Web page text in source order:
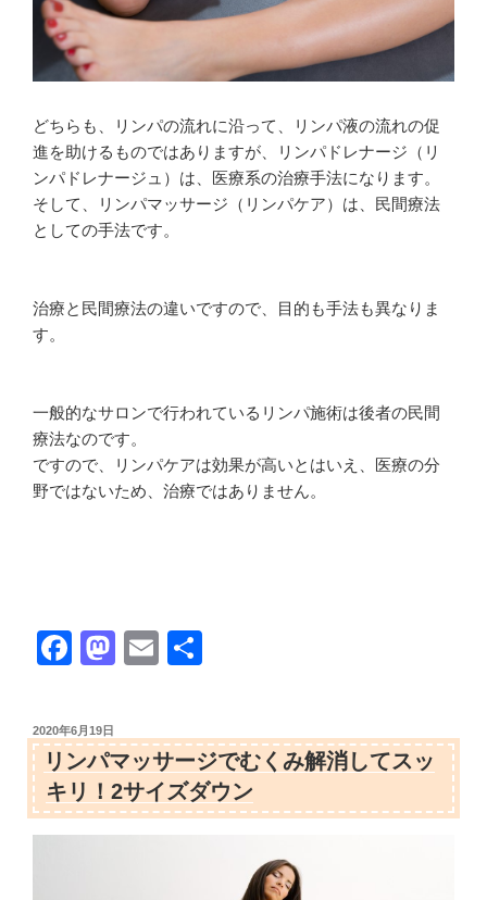
どちらも、リンパの流れに沿って、リンパ液の流れの促
進を助けるものではありますが、リンパドレナージ（リ
ンパドレナージュ）は、医療系の治療手法になります。
そして、リンパマッサージ（リンパケア）は、民間療法
としての手法です。
治療と民間療法の違いですので、目的も手法も異なりま
す。
一般的なサロンで行われているリンパ施術は後者の民間
療法なのです。
ですので、リンパケアは効果が高いとはいえ、医療の分
野ではないため、治療ではありません。
F
c
e
b
o
M
o
d
o
E
投
稿
日:
2020年6月19日
リンパマッサージでむくみ解消してスッ
キリ！2サイズダウン